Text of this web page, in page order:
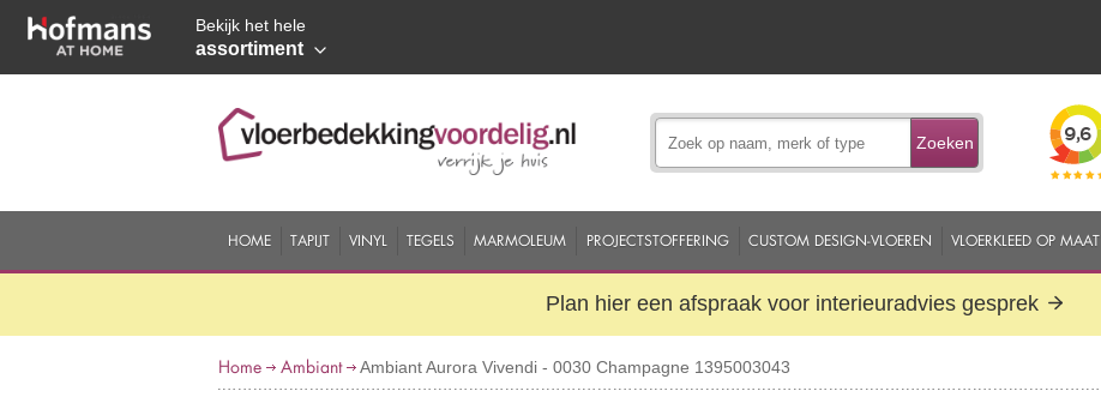
Bekijk het hele
assortiment
Zoeken
HOME TAPIJT VINYL TEGELS MARMOLEUM PROJECTSTOFFERING CUSTOM DESIGN-VLOEREN VLOERKLEED OP MAAT
Plan hier een afspraak voor interieuradvies gesprek
Home Ambiant Ambiant Aurora Vivendi - 0030 Champagne 1395003043